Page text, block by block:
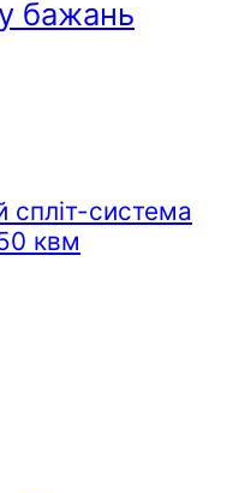
бажань
спліт-система
квм